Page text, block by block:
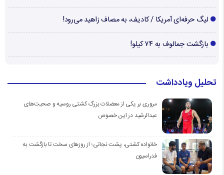
لیگ حرفه‌ای آمریکا / کادیف، به مصاف زاهید می‌رود!
بازگشت جمالوف به ۷۴ کیلو!
تحلیل ویادداشت
مروری بر یکی از معضلات بزرگ کشتی روسیه و صحبت‌های
عبدالرشید در این خصوص
خانواده کشتی، پشت نجاتی؛ از روزهای سخت تا بازگشت به
فدراسیون